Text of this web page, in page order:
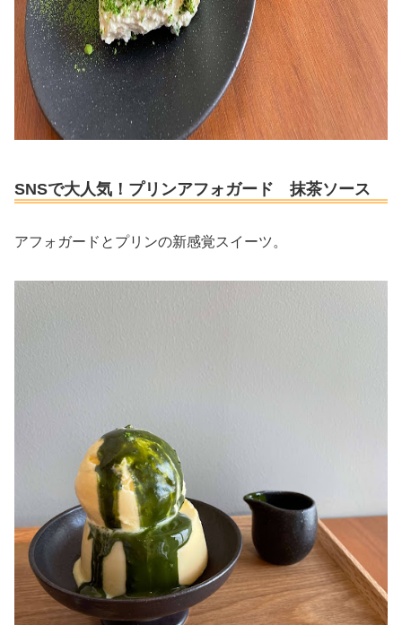
SNSで大人気！プリンアフォガード 抹茶ソース
アフォガードとプリンの新感覚スイーツ。